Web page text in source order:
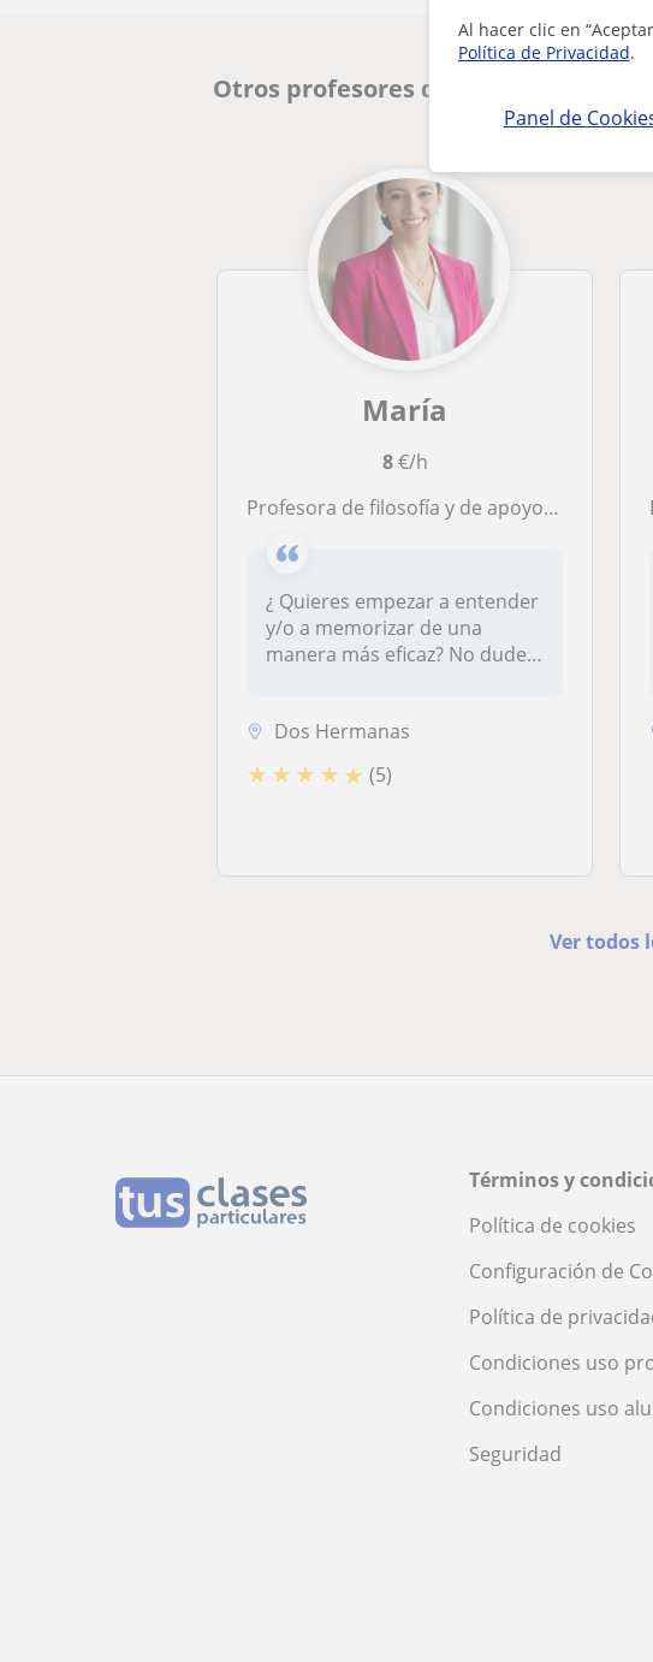
Al hacer clic en
Política de Privacidad.
Panel de
Otros profesores de Filosofía en
María
8€/h
Profesora de filosofía y de apoyo en otras materias
¿ Quieres empezar a entender
y/o a memorizar de una
manera más eficaz? No dudes
Dos Hermanas
★ ★ ★ ★ ★ (5)
Ver todos
Términos y
Política de cookies
Configuración de
Política de
Condiciones uso
Condiciones uso
Seguridad